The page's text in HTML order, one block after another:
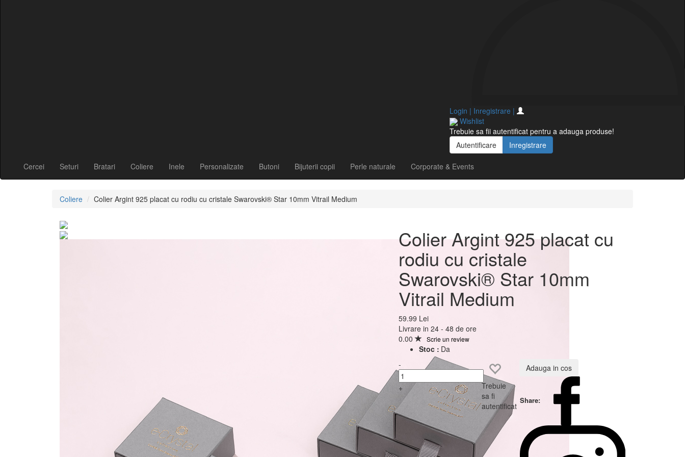
Login | Inregistrare |
Wishlist
Trebuie sa fii autentificat pentru a adauga produse!
Autentificare
Inregistrare
Cercei Seturi Bratari Coliere Inele Personalizate Butoni Bijuterii copii Perle naturale Corporate & Events
Coliere Colier Argint 925 placat cu rodiu cu cristale Swarovski® Star 10mm Vitrail Medium
Colier Argint 925 placat cu
rodiu cu cristale Swarovski®
Star 10mm Vitrail Medium
Colier Argint 925 placat cu
rodiu cu cristale
Swarovski® Star 10mm
Vitrail Medium
59.99 Lei
Livrare in 24 - 48 de ore
0.00
Scrie un review
Stoc : Da
-
+
Trebuie
sa fi
autentificat
Adauga in cos
Share: